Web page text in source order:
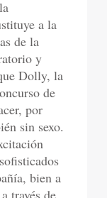
a la
de la
y
Dolly, la
de
por
sin sexo.
bien a